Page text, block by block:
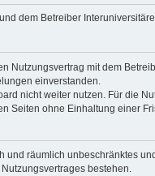
dem Betreiber
Nutzungsvertrag mit dem
einverstanden.
nicht weiter nutzen. Für die
Seiten ohne Einhaltung einer
räumlich unbeschränktes
bestehen.